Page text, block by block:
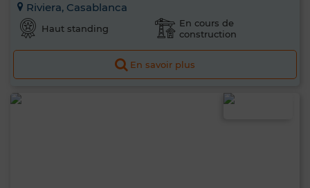
Riviera, Casablanca
Haut standing
En cours de
construction
En savoir plus